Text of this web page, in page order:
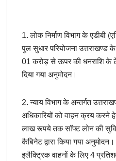
1. लोक निर्माण विभाग के एडीबी
पुल सुधार परियोजना
01 करोड़ से ऊपर की धनराशि के
दिया गया अनुमोदन।
2. न्याय विभाग के अन्तर्गत
अधिकारियों को वाहन क्रय करने
लाख रूपये तक साॅफ्ट लोन की
कैबिनेट द्वारा किया गया
इलैक्ट्रिक वाहनों के लिए 4